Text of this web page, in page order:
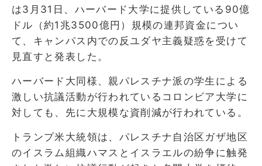
は3月31日、ハーバード大学に提供している90億
ドル（約1兆3500億円）規模の連邦資金につい
て、キャンパス内での反ユダヤ主義疑惑を受けて
見直すと発表した。
ハーバード大同様、親パレスチナ派の学生による
激しい抗議活動が行われているコロンビア大学に
対しても、先に大規模な資削減が行われている。
トランプ米大統領は、パレスチナ自治区ガザ地区
のイスラム組織ハマスとイスラエルの紛争に触発